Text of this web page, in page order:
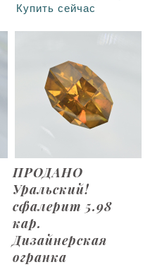
Купить сейчас
ПРОДАНО
Уральский!
сфалерит 5.98
кар.
Дизайнерская
огранка